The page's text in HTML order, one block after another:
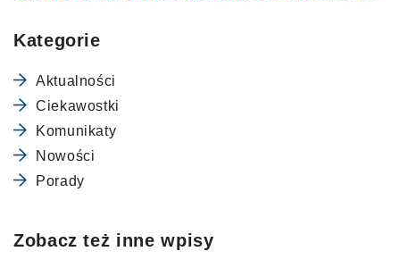
Kategorie
Aktualności
Ciekawostki
Komunikaty
Nowości
Porady
Zobacz też inne wpisy